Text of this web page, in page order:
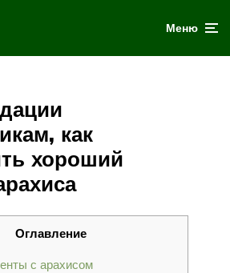
Меню
как
хороший
Оглавление
с арахисом